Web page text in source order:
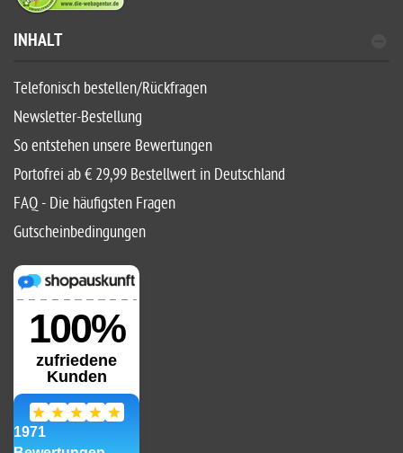
INHALT
Telefonisch bestellen/Rückfragen
Newsletter-Bestellung
So entstehen unsere Bewertungen
Portofrei ab € 29,99 Bestellwert in Deutschland
FAQ - Die häufigsten Fragen
Gutscheinbedingungen